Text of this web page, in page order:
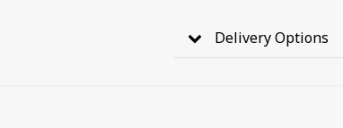
Delivery Options